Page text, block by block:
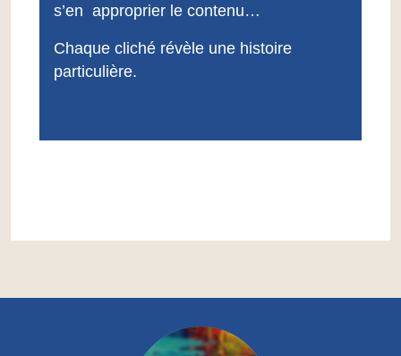
s’en approprier le contenu…
Chaque cliché révèle une histoire
particulière.